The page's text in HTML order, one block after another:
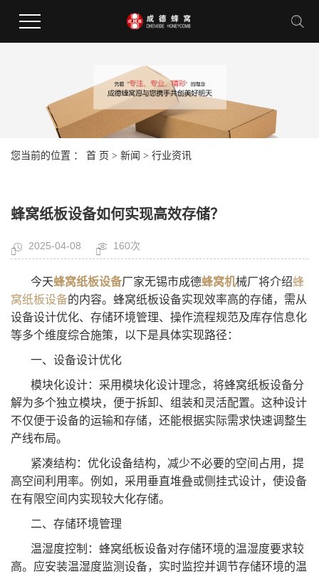
您当前的位置 ： 首 页 > 新闻 > 行业资讯
蜂窝纸板设备如何实现高效存储？
2025-04-08 160次
今天蜂窝纸板设备厂家无锡市成德蜂窝机械厂将介绍蜂
窝纸板设备的内容。蜂窝纸板设备实现效率高的存储，需从
设备设计优化、存储环境管理、操作流程规范及库存信息化
等多个维度综合施策，以下是具体实现路径：
一、设备设计优化
模块化设计：采用模块化设计理念，将蜂窝纸板设备分
解为多个独立模块，便于拆卸、组装和灵活配置。这种设计
不仅便于设备的运输和存储，还能根据实际需求快速调整生
产线布局。
紧凑结构：优化设备结构，减少不必要的空间占用，提
高空间利用率。例如，采用垂直堆叠或侧挂式设计，使设备
在有限空间内实现较大化存储。
二、存储环境管理
温湿度控制：蜂窝纸板设备对存储环境的温湿度要求较
高。应安装温湿度监测设备，实时监控并调节存储环境的温